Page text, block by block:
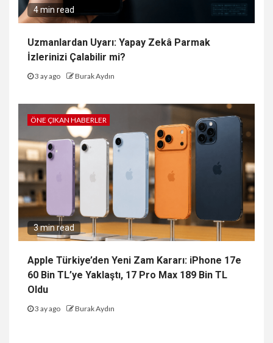
4 min read
Uzmanlardan Uyarı: Yapay Zekâ Parmak
İzlerinizi Çalabilir mi?
3 ay ago Burak Aydın
ÖNE ÇIKAN HABERLER
3 min read
Apple Türkiye’den Yeni Zam Kararı: iPhone 17e
60 Bin TL’ye Yaklaştı, 17 Pro Max 189 Bin TL
Oldu
3 ay ago Burak Aydın